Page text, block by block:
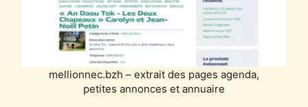
mellionnec.bzh – extrait des pages agenda,
petites annonces et annuaire